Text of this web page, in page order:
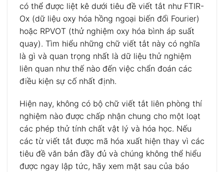
có thể được liệt kê dưới tiêu đề viết tắt như FTIR-
Ox (dữ liệu oxy hóa hồng ngoại biến đổi Fourier)
hoặc RPVOT (thử nghiệm oxy hóa bình áp suất
quay). Tìm hiểu những chữ viết tắt này có nghĩa
là gì và quan trọng nhất là dữ liệu thử nghiệm
liên quan như thế nào đến việc chẩn đoán các
điều kiện sự cố nhất định.
Hiện nay, không có bộ chữ viết tắt liên phòng thí
nghiệm nào được chấp nhận chung cho một loạt
các phép thử tính chất vật lý và hóa học. Nếu
các từ viết tắt được mã hóa xuất hiện thay vì các
tiêu đề văn bản đầy đủ và chúng không thể hiểu
được ngay lập tức, hãy xem mặt sau của báo